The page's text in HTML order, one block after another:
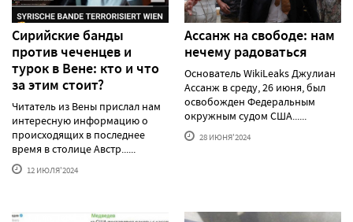
Сирийские банды
против чеченцев и
турок в Вене: кто и что
за этим стоит?
Читатель из Вены прислал нам
интересную информацию о
происходящих в последнее
время в столице Австр......
12 ИЮЛЯ'2024
Ассанж на свободе: нам
нечему радоваться
Основатель WikiLeaks Джулиан
Ассанж в среду, 26 июня, был
освобожден Федеральным
окружным судом США......
28 ИЮНЯ'2024